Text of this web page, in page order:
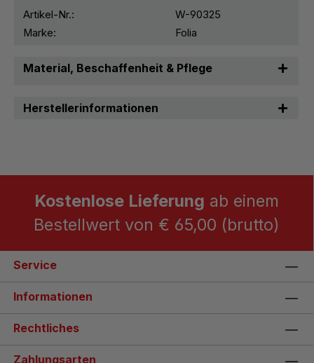
Artikel-Nr.:
W-90325
Marke:
Folia
Material, Beschaffenheit & Pflege
Herstellerinformationen
Kostenlose Lieferung ab einem
Bestellwert von € 65,00 (brutto)
Service
Informationen
Rechtliches
Zahlungsarten